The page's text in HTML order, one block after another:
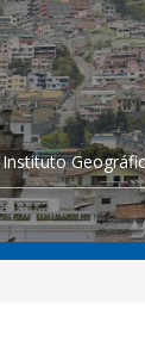
Instituto